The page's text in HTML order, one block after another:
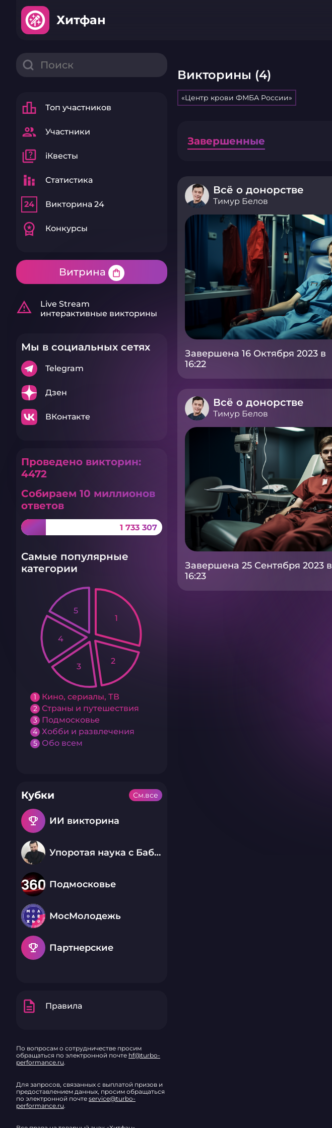
Хитфан
leaderboard Топ участников
group Участники
quiz iКвесты
stacked_bar_chart Статистика
24 Викторина 24
workspace_premium Конкурсы
Витрина shopping_bag
warning_amber
Live Stream
интерактивные викторины
Мы в социальных сетях
Telegram
Дзен
ВКонтакте
Проведено викторин:
4472
Собираем 10 миллионов
ответов
1 733 307
Самые популярные
категории
1 Кино, сериалы, ТВ
2 Страны и путешествия
3 Подмосковье
4 Хобби и развлечения
5 Обо всем
1
2
3
4
5
Кубки
emoji_events ИИ викторина
Упоротая наука с Бабаем Лютым
Подмосковье
МосМолодежь
emoji_events Партнерские
См.все
description Правила
По вопросам о сотрудничестве просим
обращаться по электронной почте hf@turbo-
performance.ru.
Для запросов, связанных с выплатой призов и
предоставлением данных, просим обращаться
по электронной почте service@turbo-
performance.ru.
Викторины (4)
«Центр крови ФМБА России»
Завершенные
Всё о донорстве
Тимур Белов
Завершена 16 Октября 2023 в
16:22
Всё о донорстве
Тимур Белов
Завершена 25 Сентября 2023 в
16:23